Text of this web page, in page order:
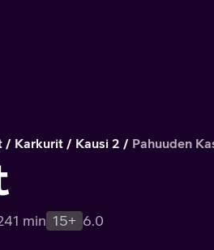
Karkurit Kausi 2 Pahuuden
41 min 15+ 6.0